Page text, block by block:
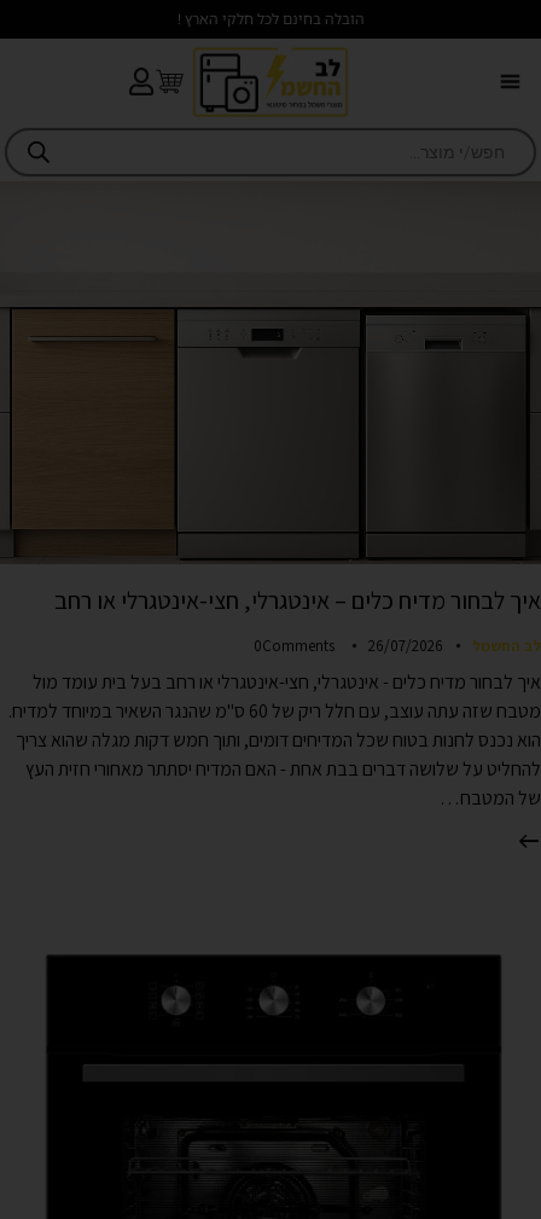
הובלה בחינם לכל חלקי הארץ !
איך לבחור מדיח כלים – אינטגרלי, חצי-אינטגרלי או רחב
לב החשמל 26/07/2026
0Comments
איך לבחור מדיח כלים - אינטגרלי, חצי-אינטגרלי או רחב בעל בית עומד מול
מטבח שזה עתה עוצב, עם חלל ריק של 60 ס"מ שהנגר השאיר במיוחד למדיח.
הוא נכנס לחנות בטוח שכל המדיחים דומים, ותוך חמש דקות מגלה שהוא צריך
להחליט על שלושה דברים בבת אחת - האם המדיח יסתתר מאחורי חזית העץ
של המטבח…